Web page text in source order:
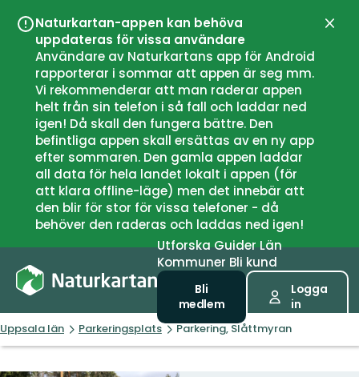
Naturkartan-appen kan behöva
uppdateras för vissa användare
Användare av Naturkartans app för Android
rapporterar i sommar att appen är seg mm.
Vi rekommenderar att man raderar appen
helt från sin telefon i så fall och laddar ned
igen! Då skall den fungera bättre. Den
befintliga appen skall ersättas av en ny app
efter sommaren. Den gamla appen laddar
all data för hela landet lokalt i appen (för
att klara offline-läge) men det innebär att
den blir för stor för vissa telefoner - då
behöver den raderas och laddas ned igen!
UtforskaGuiderLän
Kommuner Bli kund
Bli
medlem
Logga
in
Uppsala län Parkeringsplats Parkering, Slåttmyran